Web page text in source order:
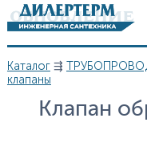
Перейти к основному
Вы здесь
Каталог⇶
клапаны
Клапан